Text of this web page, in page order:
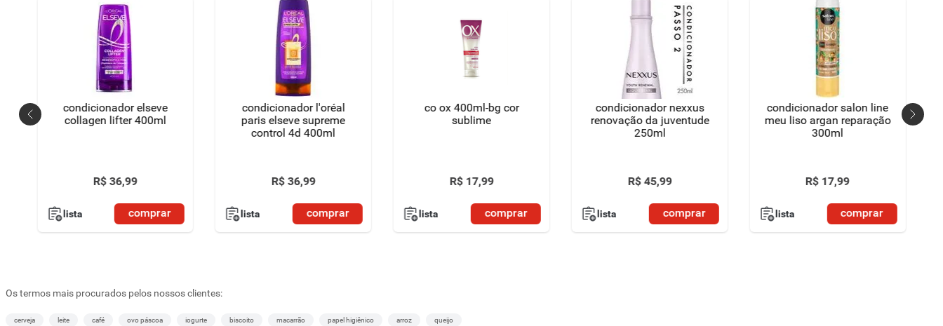
condicionador elseve
collagen lifter 400ml
R$ 36,99
lista comprar
condicionador l'oréal
paris elseve supreme
control 4d 400ml
R$ 36,99
lista comprar
co ox 400ml-bg cor
sublime
R$ 17,99
lista comprar
condicionador nexxus
renovação da juventude
250ml
R$ 45,99
lista comprar
condicionador salon line
meu liso argan reparação
300ml
R$ 17,99
lista comprar
Os termos mais procurados pelos nossos clientes:
cerveja leite café ovo páscoa iogurte biscoito macarrão papel higiênico arroz queijo